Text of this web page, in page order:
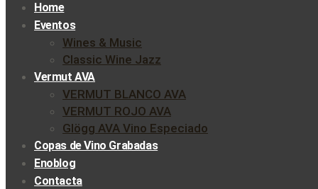
Home
Eventos
Wines & Music
Classic Wine Jazz
Vermut AVA
VERMUT BLANCO AVA
VERMUT ROJO AVA
Glögg AVA Vino Especiado
Copas de Vino Grabadas
Enoblog
Contacta